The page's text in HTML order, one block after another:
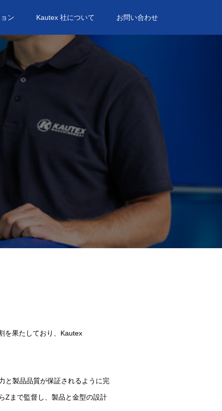
ン Kautex 社について お問い合わせ
を果たしており、Kautex
と製品品質が保証されるように完
Zまで監督し、製品と金型の設計